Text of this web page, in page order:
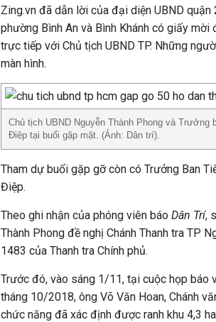
Zing.vn đã dẫn lời của đại diện UBND
phường Bình An và Bình Khánh có giấy
trực tiếp với Chủ tịch UBND TP. Những
màn hình.
Chủ tịch UBND Nguyễn Thành Phong và Trưởng
Điệp tại buổi gặp mặt. (Ảnh: Dân trí).
Tham dự buổi gặp gỡ còn có Trưởng Ban
Điệp.
Theo ghi nhận của phóng viên báo Dân Trí,
Thành Phong đề nghị Chánh Thanh tra TP
1483 của Thanh tra Chính phủ.
Trước đó, vào sáng 1/11, tại cuộc họp báo
tháng 10/2018, ông Võ Văn Hoan, Chánh
chức năng đã xác định được ranh khu 4,3